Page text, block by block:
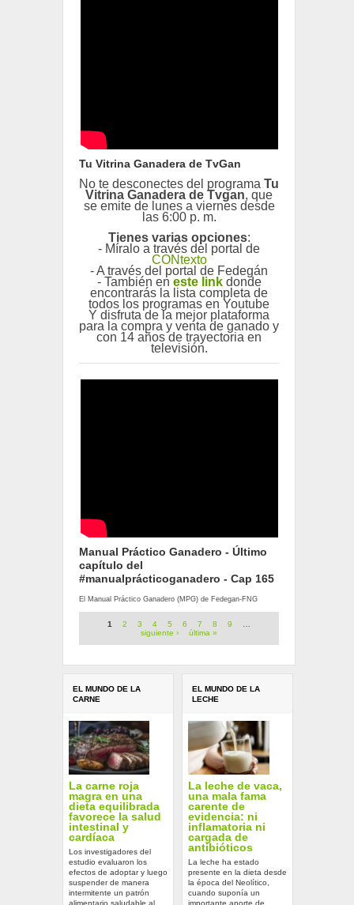
Tu Vitrina Ganadera de TvGan
No te desconectes del programa Tu
Vitrina Ganadera de Tvgan, que
se emite de lunes a viernes desde
las 6:00 p. m.
Tienes varias opciones:
- Míralo a través del portal de
CONtexto
- A través del portal de Fedegán
- También en este linkdonde
encontrarás la lista completa de
todos los programas en Youtube
Y disfruta de la mejor plataforma
para la compra y venta de ganado y
con 14 años de trayectoria en
televisión.
Manual Práctico Ganadero - Último
capítulo del
#manualprácticoganadero - Cap 165
El Manual Práctico Ganadero (MPG) de Fedegan-FNG
Páginas
1 2 3 4 5 6 7 8 9
…
siguiente ›
última »
EL MUNDO DE LA
CARNE
La carne roja
magra en una
dieta equilibrada
favorece la salud
intestinal y
cardíaca
Los investigadores del
estudio evaluaron los
efectos de adoptar y luego
suspender de manera
intermitente un patrón
alimentario saludable al
EL MUNDO DE LA
LECHE
La leche de vaca,
una mala fama
carente de
evidencia: ni
inflamatoria ni
cargada de
antibióticos
La leche ha estado
presente en la dieta desde
la época del Neolítico,
cuando suponía un
importante aporte de